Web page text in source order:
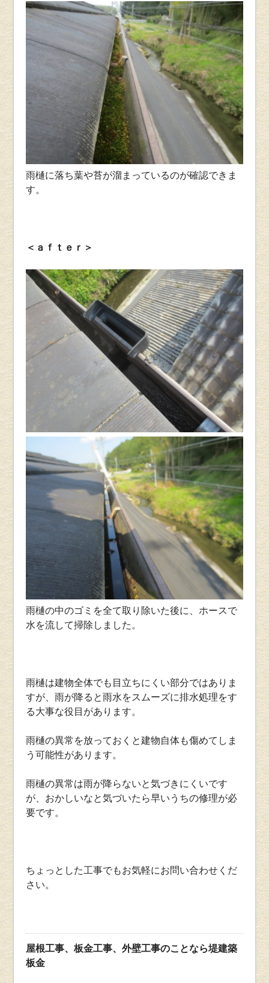
雨樋に落ち葉や苔が溜まっているのが確認できま
す。
＜ａｆｔｅｒ＞
雨樋の中のゴミを全て取り除いた後に、ホースで
水を流して掃除しました。
雨樋は建物全体でも目立ちにくい部分ではありま
すが、雨が降ると雨水をスムーズに排水処理をす
る大事な役目があります。
雨樋の異常を放っておくと建物自体も傷めてしま
う可能性があります。
雨樋の異常は雨が降らないと気づきにくいです
が、おかしいなと気づいたら早いうちの修理が必
要です。
ちょっとした工事でもお気軽にお問い合わせくだ
さい。
屋根工事、板金工事、外壁工事のことなら堤建築
板金